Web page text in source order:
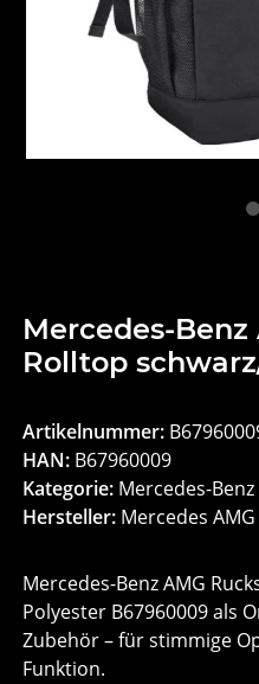
Mercedes-
Rolltop
Artikelnummer:
HAN: B67960009
Kategorie: Mercedes-Benz
Hersteller: Mercedes AMG
Mercedes-Benz AMG
Polyester B67960009 als
Zubehör – für stimmige
Funktion.